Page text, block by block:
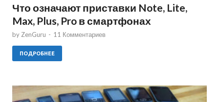
Что означают приставки Note, Lite,
Max, Plus, Pro в смартфонах
by ZenGuru - 11 Комментариев
ПОДРОБНЕЕ